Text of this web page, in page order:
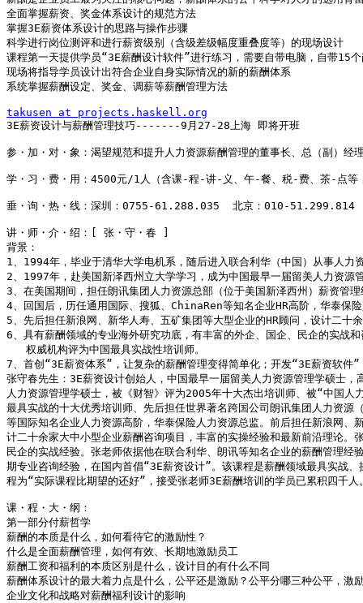
全面掌握薪资、奖金体系设计的规范方法
掌握3E薪资体系设计的思路与操作步骤
科学进行岗位测评和进行薪资级别（含级差级幅度重叠度等）的现场设计
课程第一天提供学员“3E薪酬设计软件”进行练习，需要自带电脑，自带15
现场将指导学员设计出符合企业自身实际情况的新的薪酬体系
系统掌握薪酬设定、奖金、调薪等薪酬管理方法
takusen at projects.haskell.org
3E薪资设计与薪酬管理技巧-------9月27-28上海 即将开班
参・加・对・象：渴望规范和提升人力资源薪酬管理的董事长、总（副）
学・习・费・用：4500元/1人（含课-程-讲-义、午-餐、税-费、茶-点等
垂・询・热・线：深圳：0755-61.288.035  北京：010-
讲・师・介・绍：[ 张・守・春 ]
背景：
1、1994年，毕业于清华大学电机系，随后进入联合利华（中国）从事人力
2、1997年，赴美国新泽西州立大学学习，成为中国最早一届留美人力资源
3、在美国期间，担任朗讯集团人力资源总部（位于美国新泽西州）薪资管理
4、回国后，历任通用国际、搜狐、ChinaRen等知名企业HR高阶，华泰保
5、先后担任新浪网、新华人寿、五矿集团等大型企业的HR顾问，设计二十
6、具有薪酬领域的专业海外研究功底，有丰富的外企、国企、民企的实战
   权威机构评为中国最具实战性培训师。
7、首创“3E薪资体系”，让复杂的薪酬管理变得简单化；开发“3E薪资软件
张守春先生：3E薪资设计创始人，中国最早一届留美人力资源管理学硕士
人力资源管理学硕士，被《财智》评为2005年十大杰出培训师、被“中国
最具实战的十大优秀培训师、先后担任世界著名跨国公司朗讯集团人力资
等国际知名企业人力资源高阶，华泰保险人力资源总监。前后担任新浪网
计二十余家大中小型企业薪酬咨询项目，丰富的实操经验和最新前沿理论
民企的实战经验。张老师依据他在联合利华、朗讯等知名企业的薪酬管理
期专业咨询经验，在国内首倡“3E薪资设计”。该课程是薪酬领域最具实战
程为“实际课程比期望的还好”，接受张老师3E薪酬培训的学员已累积四千人
课・程・大・纲：
第一部分付薪哲学
薪酬的本质是什么，如何看待它的激励性？
什么是全面薪酬管理，如何有效、长期地激励员工
薪酬工资和福利的本质区别是什么，设计目的有什么不同
薪酬体系设计的最大着力点是什么，公平还是激励？公平分哪三种公平，激
企业文化和战略对薪酬福利设计的影响